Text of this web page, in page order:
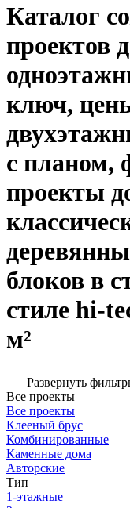
Каталог
проектов
ключ,
с планом,
проекты
блоков в
стиле hi-
м²
Развернуть
Все проекты
Все проекты
Клееный брус
Комбинированные
Каменные дома
Авторские
Тип
1-этажные